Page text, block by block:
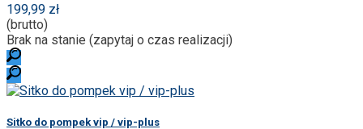
199,99 zł
(brutto)
Brak na stanie (zapytaj o czas realizacji)
Sitko do pompek vip / vip-plus